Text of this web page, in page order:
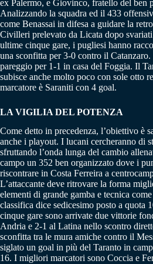
ex Palermo, e Giovinco, fratello del ben
Analizzando la squadra ed il 433
come Benassai in difesa a guidare la
Civilleri prelevato da Licata dopo
ultime cinque gare, i pugliesi hanno
una sconfitta per 3-0 contro il
pareggio per 1-1 in casa del Foggia. Il
subisce anche molto poco con sole otto
marcatore è Saraniti con 4 goal.
LA VIGILIA DEL POTENZA
Come detto in precedenza, l’obiettivo è
anche i playout. I lucani cercheranno di
sfruttando l’onda lunga del cambio
campo un 352 ben organizzato dove i
riscontrare in Costa Ferreira a
L’attaccante deve ritrovare la forma
elementi di grande gamba e tecnica
classifica dice sedicesimo posto a quota
cinque gare sono arrivate due vittorie
Andria e 2-1 al Latina nello scontro
sconfitta tra le mura amiche contro il
siglato un goal in più del Taranto in
16. I migliori marcatori sono Coccia e